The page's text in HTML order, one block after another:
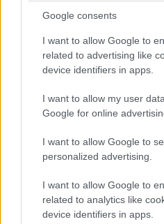
Google consents
I want to allow Google to
related to advertising like
device identifiers in apps.
I want to allow my user
Google for online
I want to allow Google to
personalized advertising.
I want to allow Google to
related to analytics like
device identifiers in apps.
Ξεχασες το
υλικό
Το αγγούρι.
Τόνο Μάσας.
ΑΞΙΟΣ!!
Απαντήστε